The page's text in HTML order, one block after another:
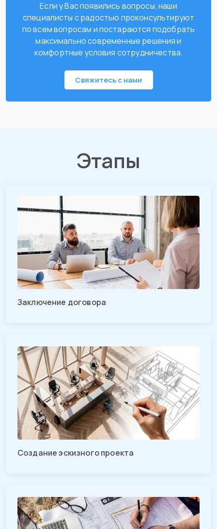
Если у Вас появились вопросы, наши
специалисты с радостью проконсультируют
по всем вопросам и постараются подобрать
максимально современные решения и
комфортные условия сотрудничества.
Свяжитесь с нами
Этапы
Заключение договора
Создание эскизного проекта